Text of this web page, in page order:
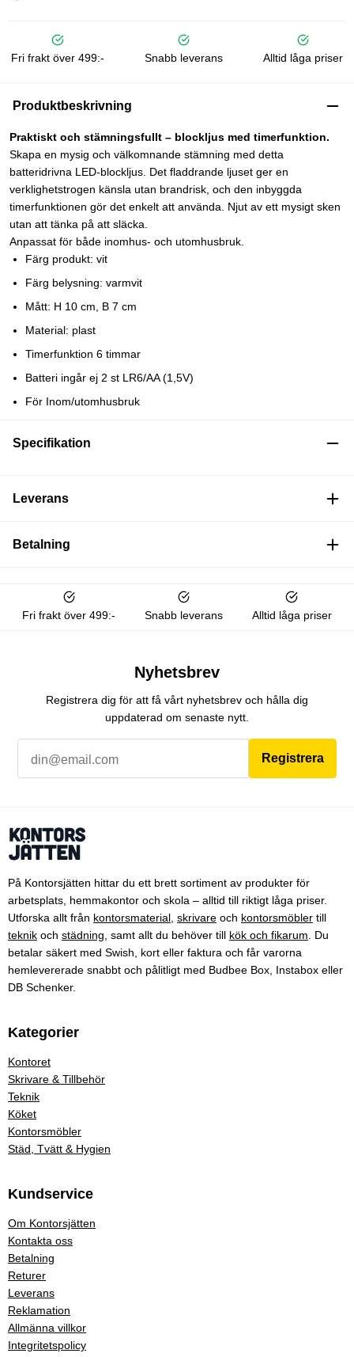
Fri frakt över 499:- Snabb leverans Alltid låga priser
Produktbeskrivning
Praktiskt och stämningsfullt – blockljus med timerfunktion.
Skapa en mysig och välkomnande stämning med detta
batteridrivna LED-blockljus. Det fladdrande ljuset ger en
verklighetstrogen känsla utan brandrisk, och den inbyggda
timerfunktionen gör det enkelt att använda. Njut av ett mysigt sken
utan att tänka på att släcka.
Anpassat för både inomhus- och utomhusbruk.
Färg produkt: vit
Färg belysning: varmvit
Mått: H 10 cm, B 7 cm
Material: plast
Timerfunktion 6 timmar
Batteri ingår ej 2 st LR6/AA (1,5V)
För Inom/utomhusbruk
Specifikation
Leverans
Betalning
Fri frakt över 499:- Snabb leverans Alltid låga priser
Nyhetsbrev
Registrera dig för att få vårt nyhetsbrev och hålla dig
uppdaterad om senaste nytt.
Registrera
På Kontorsjätten hittar du ett brett sortiment av produkter för
arbetsplats, hemmakontor och skola – alltid till riktigt låga priser.
Utforska allt från kontorsmaterial skrivare och kontorsmöbler till
teknik och städning , samt allt du behöver till kök och fikarum . Du
betalar säkert med Swish, kort eller faktura och får varorna
hemlevererade snabbt och pålitligt med Budbee Box, Instabox eller
DB Schenker.
Kategorier
Kontoret
Skrivare & Tillbehör
Teknik
Köket
Kontorsmöbler
Städ, Tvätt & Hygien
Kundservice
Om Kontorsjätten
Kontakta oss
Betalning
Returer
Leverans
Reklamation
Allmänna villkor
Integritetspolicy